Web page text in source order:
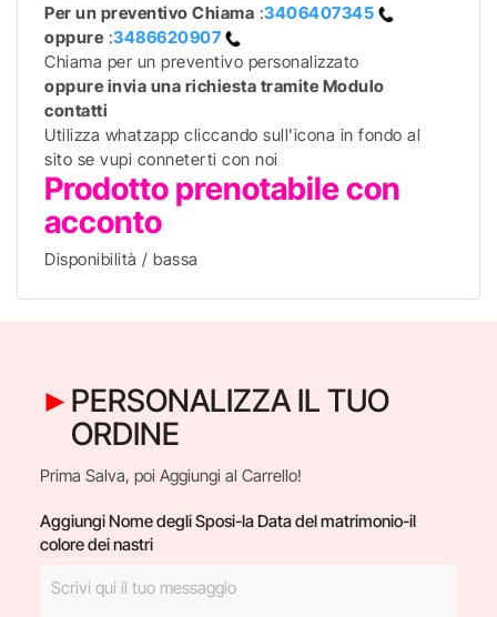
Per un preventivo Chiama :3406407345
oppure :3486620907
Chiama per un preventivo personalizzato
oppure invia una richiesta tramite Modulo
contatti
Utilizza whatzapp cliccando sull'icona in fondo al
sito se vupi conneterti con noi
Prodotto prenotabile con
acconto
Disponibilità / bassa
PERSONALIZZA IL TUO
ORDINE
Prima Salva, poi Aggiungi al Carrello!
Aggiungi Nome degli Sposi-la Data del matrimonio-il
colore dei nastri